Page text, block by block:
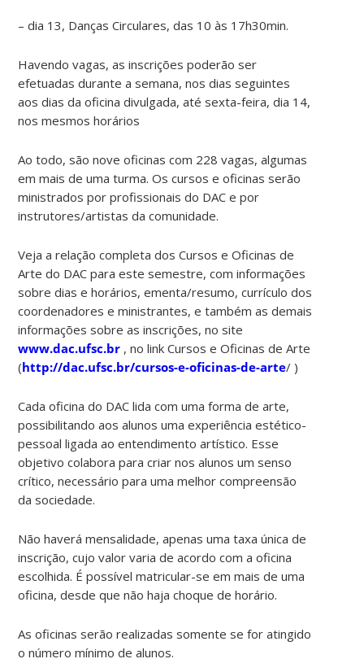
– dia 13, Danças Circulares, das 10 às 17h30min.
Havendo vagas, as inscrições poderão ser
efetuadas durante a semana, nos dias seguintes
aos dias da oficina divulgada, até sexta-feira, dia 14,
nos mesmos horários
Ao todo, são nove oficinas com 228 vagas, algumas
em mais de uma turma. Os cursos e oficinas serão
ministrados por profissionais do DAC e por
instrutores/artistas da comunidade.
Veja a relação completa dos Cursos e Oficinas de
Arte do DAC para este semestre, com informações
sobre dias e horários, ementa/resumo, currículo dos
coordenadores e ministrantes, e também as demais
informações sobre as inscrições, no site
www.dac.ufsc.br , no link Cursos e Oficinas de Arte
(http://dac.ufsc.br/cursos-e-oficinas-de-arte/ )
Cada oficina do DAC lida com uma forma de arte,
possibilitando aos alunos uma experiência estético-
pessoal ligada ao entendimento artístico. Esse
objetivo colabora para criar nos alunos um senso
crítico, necessário para uma melhor compreensão
da sociedade.
Não haverá mensalidade, apenas uma taxa única de
inscrição, cujo valor varia de acordo com a oficina
escolhida. É possível matricular-se em mais de uma
oficina, desde que não haja choque de horário.
As oficinas serão realizadas somente se for atingido
o número mínimo de alunos.